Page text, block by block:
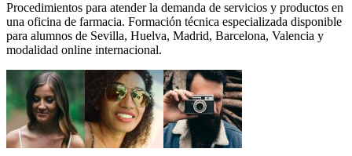
Procedimientos para atender la demanda de servicios y productos en
una oficina de farmacia. Formación técnica especializada disponible
para alumnos de Sevilla, Huelva, Madrid, Barcelona, Valencia y
modalidad online internacional.